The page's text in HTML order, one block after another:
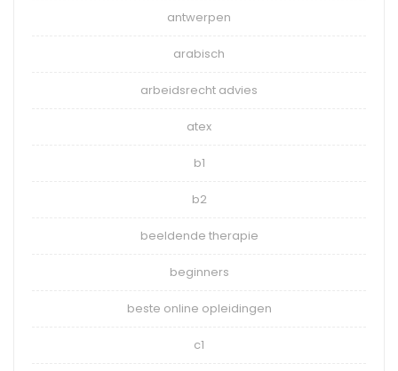
antwerpen
arabisch
arbeidsrecht advies
atex
b1
b2
beeldende therapie
beginners
beste online opleidingen
c1